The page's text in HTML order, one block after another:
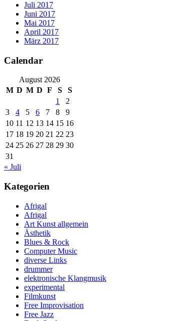
Juli 2017
Juni 2017
Mai 2017
April 2017
März 2017
Calendar
August 2026
M D M D F S
S
1
2
3
4 5 6 7 8
9
10 11 12 13 14 15 16
17 18 19 20 21 22 23
24 25 26 27 28 29 30
31
« Juli
Kategorien
Afrigal
Afrigal
Art Kunst allgemein
Ästhetik
Blues & Rock
Computer Music
diverse Links
drummer
elektronische Klangmusik
experimental
Filmkunst
Free Improvisation
Free Jazz